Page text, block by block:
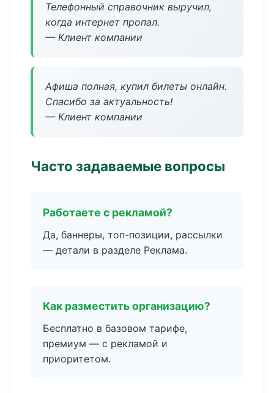
Телефонный справочник выручил,
когда интернет пропал.
— Клиент компании
Афиша полная, купил билеты онлайн.
Спасибо за актуальность!
— Клиент компании
Часто задаваемые вопросы
Работаете с рекламой?
Да, баннеры, топ-позиции, рассылки
— детали в разделе Реклама.
Как разместить организацию?
Бесплатно в базовом тарифе,
премиум — с рекламой и
приоритетом.